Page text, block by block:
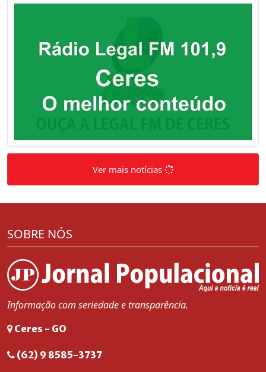
Ver mais notícias
SOBRE NÓS
Informação com seriedade e transparência.
Ceres - GO
(62) 9 8585-3737